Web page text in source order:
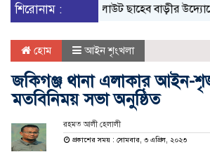
শিরোনাম :
জকিগঞ্জে বালাউট ছাহেব বাড়ীর উদ্যোগে
হোম আইন শৃংখলা
জকিগঞ্জ থানা এলাকার আইন-
মতবিনিময় সভা অনুষ্ঠিত
রহমত আলী হেলালী
প্রকাশের সময় : সোমবার, ৩ এপ্রিল, ২০২৩